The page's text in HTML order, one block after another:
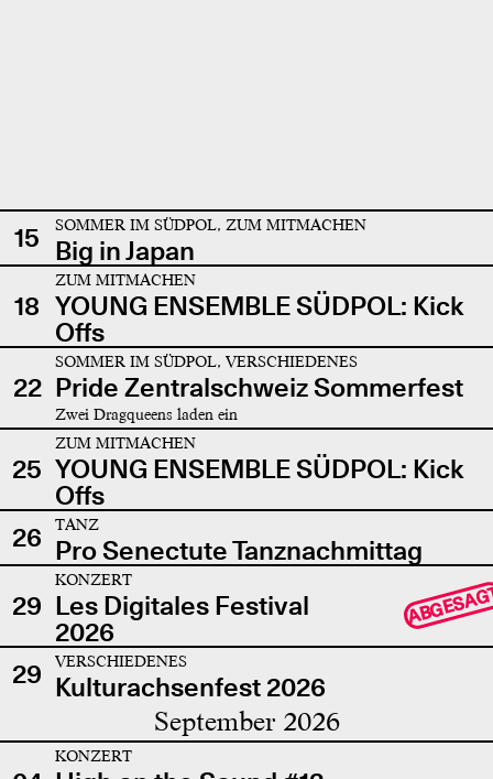
15 SOMMER IM SÜDPOL, ZUM MITMACHEN
Big in Japan
18
ZUM MITMACHEN
YOUNG ENSEMBLE SÜDPOL: Kick
Offs
22
SOMMER IM SÜDPOL, VERSCHIEDENES
Pride Zentralschweiz Sommerfest
Zwei Dragqueens laden ein
25
ZUM MITMACHEN
YOUNG ENSEMBLE SÜDPOL: Kick
Offs
26
TANZ
Pro Senectute Tanznachmittag
29
KONZERT
Les Digitales Festival
2026
29 VERSCHIEDENES
Kulturachsenfest 2026
September 2026
KONZERT